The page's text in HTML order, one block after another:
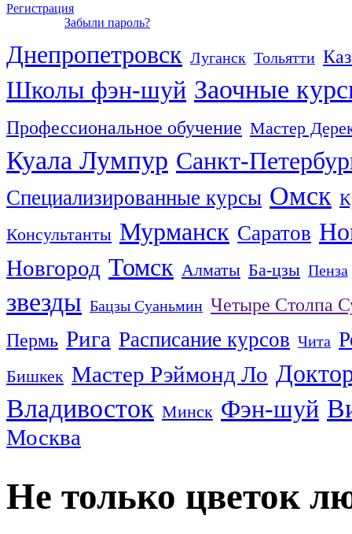
Регистрация
Забыли пароль?
Днепропетровск Луганск Тольятти
Школы фэн-шуй Заочные
Профессиональное обучение Мастер
Куала Лумпур Санкт-
Специализированные курсы Омск
Консультанты Мурманск Саратов
Новгород Томск Алматы Ба-цзы Пенза
звезды Бацзы Суаньмин Четыре Столпа
Пермь Рига Расписание курсов Чита
Бишкек Мастер Рэймонд Ло
Владивосток Минск Фэн-шуй
Москва
Не только цветок